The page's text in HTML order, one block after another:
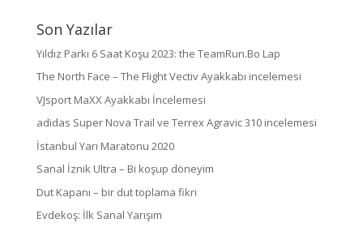
Son Yazılar
Yıldız Parkı 6 Saat Koşu 2023: the TeamRun.Bo Lap
The North Face – The Flight Vectiv Ayakkabı incelemesi
VJsport MaXX Ayakkabı İncelemesi
adidas Super Nova Trail ve Terrex Agravic 310 incelemesi
İstanbul Yarı Maratonu 2020
Sanal İznik Ultra – Bi koşup döneyim
Dut Kapanı – bir dut toplama fikri
Evdekoş: İlk Sanal Yarışım